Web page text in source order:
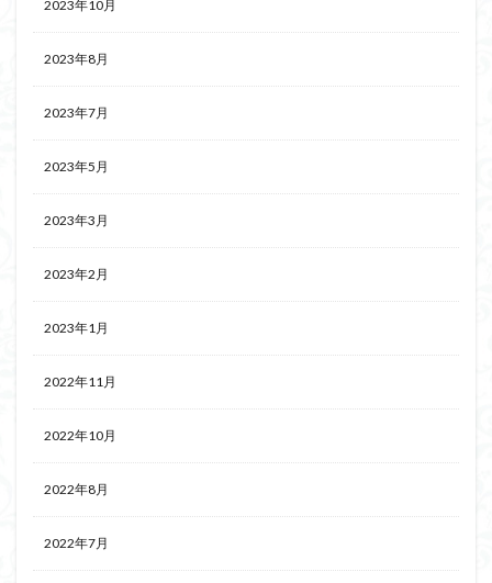
2023年10月
2023年8月
2023年7月
2023年5月
2023年3月
2023年2月
2023年1月
2022年11月
2022年10月
2022年8月
2022年7月